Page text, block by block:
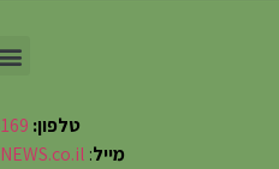
טלפון:
מייל: